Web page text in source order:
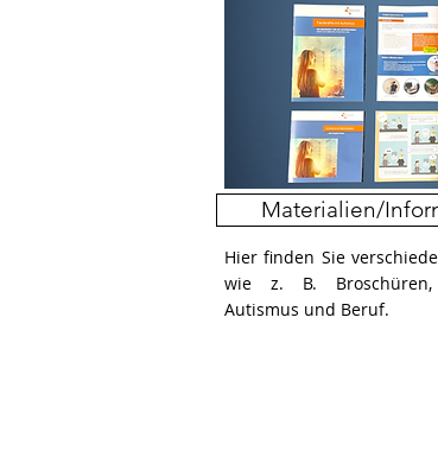
Materialien/
Hier finden Sie
wie z. B.
Autismus und Beruf.